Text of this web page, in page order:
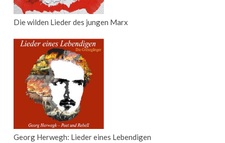
Die wilden Lieder des jungen Marx
Georg Herwegh: Lieder eines Lebendigen